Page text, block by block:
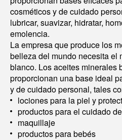
cosméticos y de cuidado
lubricar, suavizar, hidratar,
emolencia.
La empresa que produce los
belleza del mundo necesita el
blanco. Los aceites minerales
proporcionan una base ideal
y de cuidado personal, tales
lociones para la piel y
productos para el cuidado
maquillaje
productos para bebés